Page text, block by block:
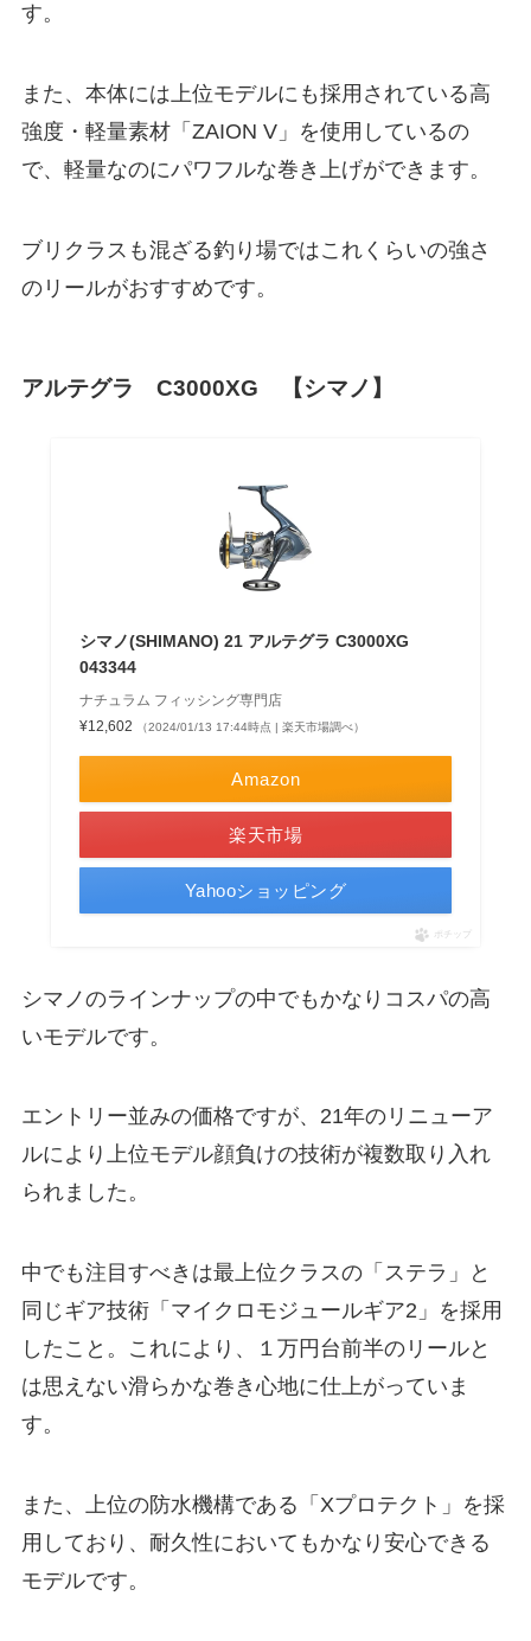
す。
また、本体には上位モデルにも採用されている高
強度・軽量素材「ZAION V」を使用しているの
で、軽量なのにパワフルな巻き上げができます。
ブリクラスも混ざる釣り場ではこれくらいの強さ
のリールがおすすめです。
アルテグラ C3000XG 【シマノ】
シマノ(SHIMANO) 21 アルテグラ C3000XG
043344
ナチュラム フィッシング専門店
¥12,602
（2024/01/13 17:44時点 | 楽天市場調べ）
Amazon
楽天市場
Yahooショッピング
ポチップ
シマノのラインナップの中でもかなりコスパの高
いモデルです。
エントリー並みの価格ですが、21年のリニューア
ルにより上位モデル顔負けの技術が複数取り入れ
られました。
中でも注目すべきは最上位クラスの「ステラ」と
同じギア技術「マイクロモジュールギア2」を採用
したこと。これにより、１万円台前半のリールと
は思えない滑らかな巻き心地に仕上がっていま
す。
また、上位の防水機構である「Xプロテクト」を採
用しており、耐久性においてもかなり安心できる
モデルです。